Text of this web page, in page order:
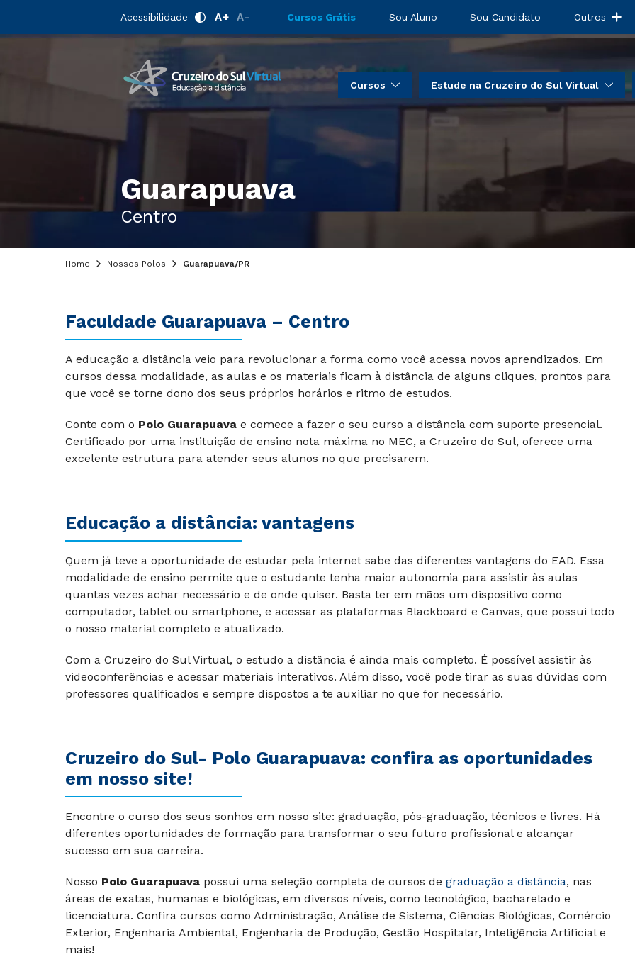
Acessibilidade A+ A- Cursos Grátis Sou Aluno Sou Candidato Outros
Cursos Estude na Cruzeiro do Sul Virtual
Guarapuava
Centro
Home Nossos Polos Guarapuava/PR
Faculdade Guarapuava – Centro
A educação a distância veio para revolucionar a forma como você acessa novos aprendizados. Em
cursos dessa modalidade, as aulas e os materiais ficam à distância de alguns cliques, prontos para
que você se torne dono dos seus próprios horários e ritmo de estudos.
Conte com o Polo Guarapuava e comece a fazer o seu curso a distância com suporte presencial.
Certificado por uma instituição de ensino nota máxima no MEC, a Cruzeiro do Sul, oferece uma
excelente estrutura para atender seus alunos no que precisarem.
Educação a distância: vantagens
Quem já teve a oportunidade de estudar pela internet sabe das diferentes vantagens do EAD. Essa
modalidade de ensino permite que o estudante tenha maior autonomia para assistir às aulas
quantas vezes achar necessário e de onde quiser. Basta ter em mãos um dispositivo como
computador, tablet ou smartphone, e acessar as plataformas Blackboard e Canvas, que possui todo
o nosso material completo e atualizado.
Com a Cruzeiro do Sul Virtual, o estudo a distância é ainda mais completo. É possível assistir às
videoconferências e acessar materiais interativos. Além disso, você pode tirar as suas dúvidas com
professores qualificados e sempre dispostos a te auxiliar no que for necessário.
Cruzeiro do Sul- Polo Guarapuava: confira as oportunidades
em nosso site!
Encontre o curso dos seus sonhos em nosso site: graduação, pós-graduação, técnicos e livres. Há
diferentes oportunidades de formação para transformar o seu futuro profissional e alcançar
sucesso em sua carreira.
Nosso Polo Guarapuava possui uma seleção completa de cursos de graduação a distância, nas
áreas de exatas, humanas e biológicas, em diversos níveis, como tecnológico, bacharelado e
licenciatura. Confira cursos como Administração, Análise de Sistema, Ciências Biológicas, Comércio
Exterior, Engenharia Ambiental, Engenharia de Produção, Gestão Hospitalar, Inteligência Artificial e
mais!